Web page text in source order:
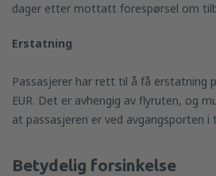
dager etter mottatt forespørsel om
Erstatning
Passasjerer har rett til å få erstatning
EUR. Det er avhengig av flyruten, og
at passasjeren er ved avgangsporten i
Betydelig forsinkelse